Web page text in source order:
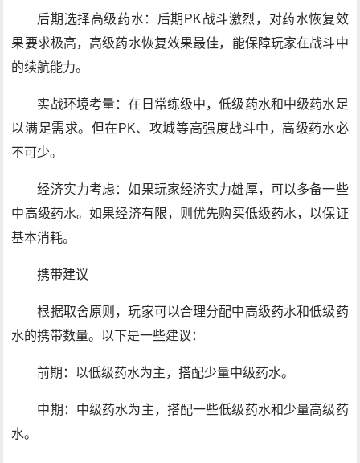
后期选择高级药水：后期PK战斗激烈，对药水恢复效
果要求极高，高级药水恢复效果最佳，能保障玩家在战斗中
的续航能力。
实战环境考量：在日常练级中，低级药水和中级药水足
以满足需求。但在PK、攻城等高强度战斗中，高级药水必
不可少。
经济实力考虑：如果玩家经济实力雄厚，可以多备一些
中高级药水。如果经济有限，则优先购买低级药水，以保证
基本消耗。
携带建议
根据取舍原则，玩家可以合理分配中高级药水和低级药
水的携带数量。以下是一些建议：
前期：以低级药水为主，搭配少量中级药水。
中期：中级药水为主，搭配一些低级药水和少量高级药
水。